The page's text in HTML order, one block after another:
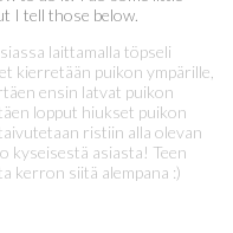
I tell those below.
laittamalla töpseli
kierretään puikon ympärille,
ensin latvat puikon
lopput hiukset puikon
ristiin alla olevan
kyseisestä asiasta! Teen
kerron siitä alempana :)